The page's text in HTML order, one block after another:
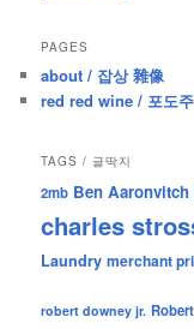
PAGES
about / 잡상 雜像
red red wine / 포도
TAGS / 글딱지
2mb Ben Aaronvitch
charles
Laundry merchant
robert downey jr.